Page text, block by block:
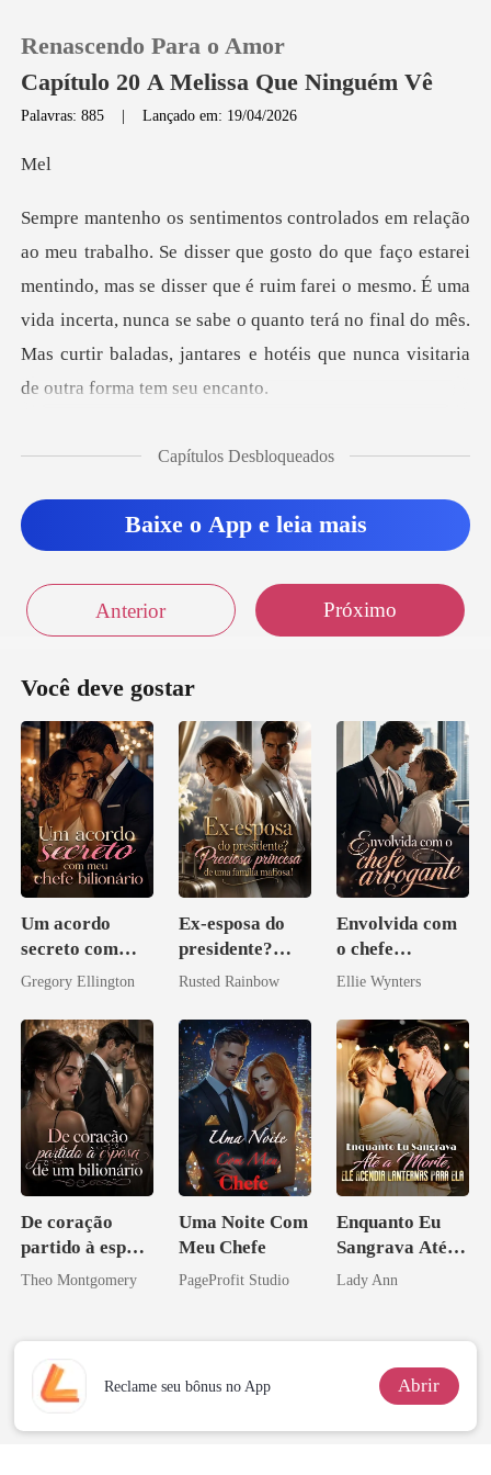
Loja
Histórico
Sair
Renascendo Para o Amor
Capítulo 20 A Melissa Que Ninguém Vê
Palavras: 885 |Lançado em: 19/04/2026
e
tarei
mentindo, mas se disser que é ruim farei o mesmo. É uma
vida incerta, nunca se sabe o quanto terá n
Capítulos Desbloqueados
Baixe o App e leia mais
Anterior Próximo
Você deve gostar
Um acordo
secreto com
meu chefe
Gregory Ellington
Ex-esposa do
presidente?
Preciosa
família
mafiosa!
Rusted Rainbow
Envolvida com
o chefe
arrogante
Ellie Wynters
De coração
partido à esposa
de um bilionário
Theo Montgomery
Uma Noite Com
Meu Chefe
PageProfit Studio
Enquanto Eu
Sangrava Até a
Morte, Ele
Ela
Lady Ann
Reclame seu bônus no App Abrir